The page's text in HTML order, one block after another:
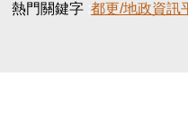
熱門關鍵字 都更/地政資訊